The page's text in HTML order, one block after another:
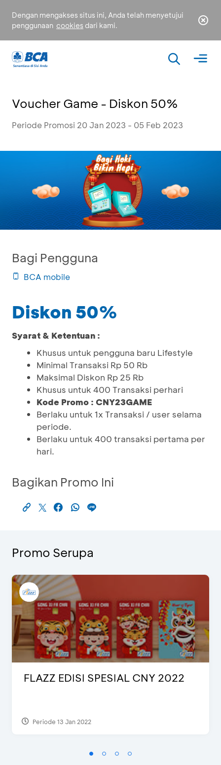
Dengan mengakses situs ini, Anda telah menyetujui
penggunaan cookies dari kami.
Voucher Game - Diskon 50%
Periode Promosi 20 Jan 2023 - 05 Feb 2023
Bagi Pengguna
BCA mobile
Diskon 50%
Syarat & Ketentuan :
Khusus untuk pengguna baru Lifestyle
Minimal Transaksi Rp 50 Rb
Maksimal Diskon Rp 25 Rb
Khusus untuk 400 Transaksi perhari
Kode Promo : CNY23GAME
Berlaku untuk 1x Transaksi / user selama
periode.
Berlaku untuk 400 transaksi pertama per
hari.
Bagikan Promo Ini
Promo Serupa
FLAZZ EDISI SPESIAL CNY 2022
Periode 13 Jan 2022